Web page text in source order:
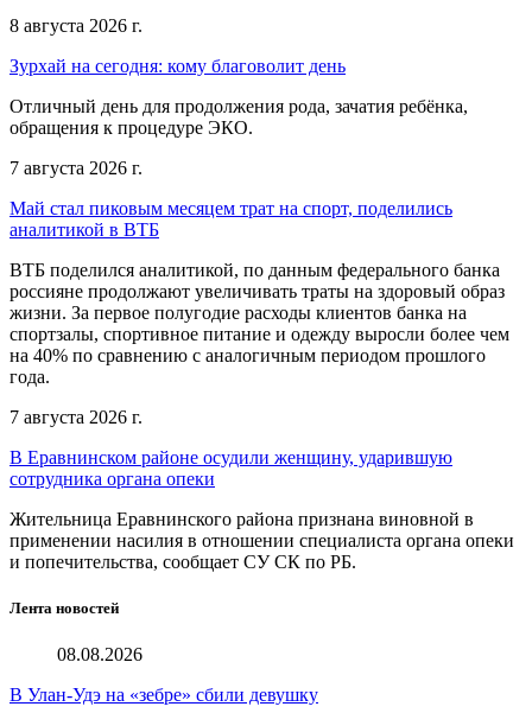
8 августа 2026 г.
Зурхай на сегодня: кому благоволит день
Отличный день для продолжения рода, зачатия ребёнка,
обращения к процедуре ЭКО.
7 августа 2026 г.
Май стал пиковым месяцем трат на спорт, поделились
аналитикой в ВТБ
ВТБ поделился аналитикой, по данным федерального банка
россияне продолжают увеличивать траты на здоровый образ
жизни. За первое полугодие расходы клиентов банка на
спортзалы, спортивное питание и одежду выросли более чем
на 40% по сравнению с аналогичным периодом прошлого
года.
7 августа 2026 г.
В Еравнинском районе осудили женщину, ударившую
сотрудника органа опеки
Жительница Еравнинского района признана виновной в
применении насилия в отношении специалиста органа опеки
и попечительства, сообщает СУ СК по РБ.
Лента новостей
08.08.2026
В Улан-Удэ на «зебре» сбили девушку